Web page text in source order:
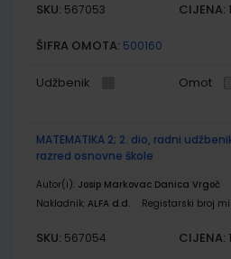
SKU: 567053 CIJENA:
ŠIFRA OMOTA: 500160
Udžbenik Omot
MATEMATIKA 2; 2. dio, radni
razred osnovne škole
Autor(i): Josip Markovac Danica Vrgoč
Nakladnik: ALFA d.d. Registarski broj
SKU: 567054 CIJENA: